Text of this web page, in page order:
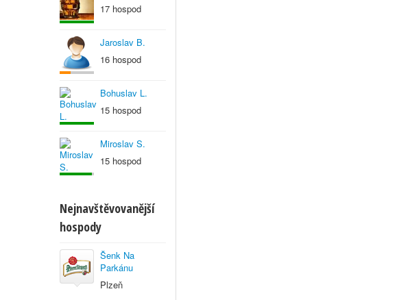
17 hospod
Jaroslav B.
16 hospod
Bohuslav L.
15 hospod
Miroslav S.
15 hospod
Nejnavštěvovanější
hospody
Šenk Na
Parkánu
Plzeň